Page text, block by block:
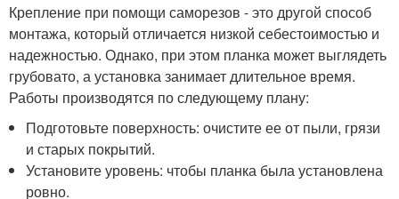
Крепление при помощи саморезов - это другой способ
монтажа, который отличается низкой себестоимостью и
надежностью. Однако, при этом планка может выглядеть
грубовато, а установка занимает длительное время.
Работы производятся по следующему плану:
Подготовьте поверхность: очистите ее от пыли, грязи
и старых покрытий.
Установите уровень: чтобы планка была установлена
ровно.